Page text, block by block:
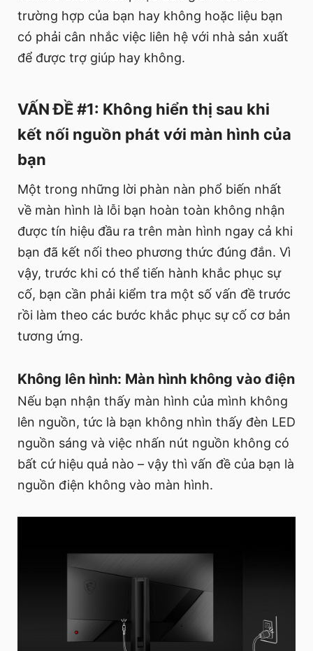
trường hợp của bạn hay không hoặc liệu bạn
có phải cân nhắc việc liên hệ với nhà sản xuất
để được trợ giúp hay không.
VẤN ĐỀ #1: Không hiển thị sau khi
kết nối nguồn phát với màn hình của
bạn
Một trong những lời phàn nàn phổ biến nhất
về màn hình là lỗi bạn hoàn toàn không nhận
được tín hiệu đầu ra trên màn hình ngay cả khi
bạn đã kết nối theo phương thức đúng đắn. Vì
vậy, trước khi có thể tiến hành khắc phục sự
cố, bạn cần phải kiểm tra một số vấn đề trước
rồi làm theo các bước khắc phục sự cố cơ bản
tương ứng.
Không lên hình: Màn hình không vào điện
Nếu bạn nhận thấy màn hình của mình không
lên nguồn, tức là bạn không nhìn thấy đèn LED
nguồn sáng và việc nhấn nút nguồn không có
bất cứ hiệu quả nào – vậy thì vấn đề của bạn là
nguồn điện không vào màn hình.